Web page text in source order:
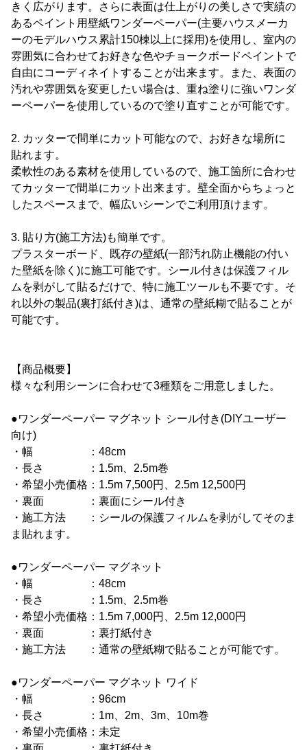
きく広がります。さらに表面は仕上がりの美しさで実績の
あるペイント用壁紙ワンダーペーパー(主要ハウスメーカ
ーのモデルハウス累計150棟以上に採用)を使用し、室内の
雰囲気に合わせてお好きな色やチョークボードペイントで
自由にコーディネイトすることが出来ます。また、表面の
汚れや雰囲気を変更したい場合は、重ね塗りに強いワンダ
ーペーパーを使用しているので塗り直すことが可能です。
2. カッターで間単にカット可能なので、お好きな場所に
貼れます。
柔軟性のある素材を使用しているので、施工箇所に合わせ
てカッターで間単にカット出来ます。壁全面からちょっと
したスペースまで、幅広いシーンでご利用頂けます。
3. 貼り方(施工方法)も簡単です。
プラスターボード、既存の壁紙(一部汚れ防止機能の付い
た壁紙を除く)に施工可能です。シール付きは保護フィル
ムを剥がして貼るだけで、特に施工ツールも不要です。そ
れ以外の製品(裏打紙付き)は、通常の壁紙糊で貼ることが
可能です。
【商品概要】
様々な利用シーンに合わせて3種類をご用意しました。
●ワンダーペーパー マグネット シール付き(DIYユーザー
向け)
・幅 ：48cm
・長さ ：1.5m、2.5m巻
・希望小売価格：1.5m 7,500円、2.5m 12,500円
・裏面 ：裏面にシール付き
・施工方法 ：シールの保護フィルムを剥がしてそのま
ま貼れます。
●ワンダーペーパー マグネット
・幅 ：48cm
・長さ ：1.5m、2.5m巻
・希望小売価格：1.5m 7,000円、2.5m 12,000円
・裏面 ：裏打紙付き
・施工方法 ：通常の壁紙糊で貼ることが可能です。
●ワンダーペーパー マグネット ワイド
・幅 ：96cm
・長さ ：1m、2m、3m、10m巻
・希望小売価格：未定